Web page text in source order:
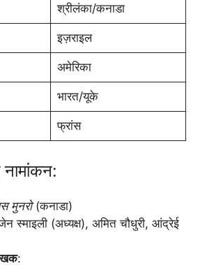
श्रीलंका/कनाडा
इज़राइल
अमेरिका
भारत/यूके
फ्रांस
मुनरो(कनाडा)
स्माइली (अध्यक्ष), अमित चौधुरी, आंद्रेई
: